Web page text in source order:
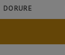
DORURE